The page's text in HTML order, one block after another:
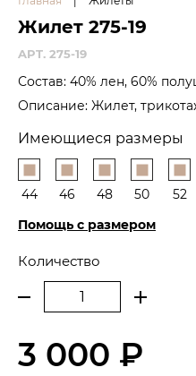
Жилет 275-19
APT. 275-19
Состав: 40% лен, 60%
Описание: Жилет,
Имеющиеся размеры
44 46 48 50 52
Помощь с размером
Количество
3 000 ₽